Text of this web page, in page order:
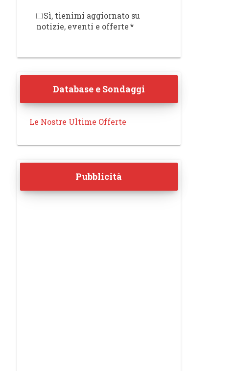
Sì, tienimi aggiornato su
notizie, eventi e offerte*
Database e Sondaggi
Le Nostre Ultime Offerte
Pubblicità